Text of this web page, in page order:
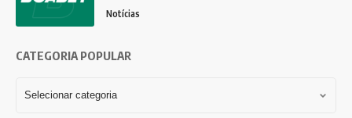
Notícias
CATEGORIA POPULAR